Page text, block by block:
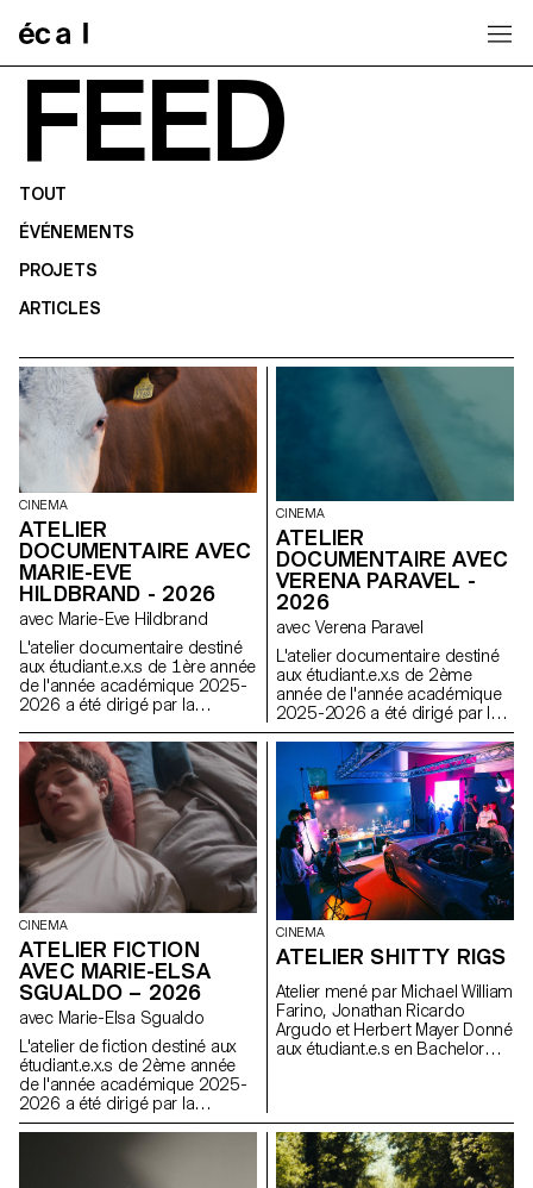
FEED
TOUT
ÉVÉNEMENTS
PROJETS
ARTICLES
CINEMA
ATELIER
DOCUMENTAIRE AVEC
MARIE-EVE
HILDBRAND - 2026
avec Marie-Eve Hildbrand
L'atelier documentaire destiné
aux étudiant.e.x.s de 1ère année
de l'année académique 2025-
2026 a été dirigé par la
Hildbrand.
CINEMA
ATELIER
DOCUMENTAIRE AVEC
VERENA PARAVEL -
2026
avec Verena Paravel
L'atelier documentaire destiné
aux étudiant.e.x.s de 2ème
année de l'année académique
2025-2026 a été dirigé par la
réalisatrice et anthropologue
visuelle française Verena
Paravel.
CINEMA
ATELIER FICTION
AVEC MARIE-ELSA
SGUALDO – 2026
avec Marie-Elsa Sgualdo
L'atelier de fiction destiné aux
étudiant.e.x.s de 2ème année
de l'année académique 2025-
2026 a été dirigé par la
réalisatrice suisse Marie-Elsa
CINEMA
ATELIER SHITTY RIGS
Atelier mené par Michael William
Farino, Jonathan Ricardo
Argudo et Herbert Mayer Donné
aux étudiant.e.s en Bachelor